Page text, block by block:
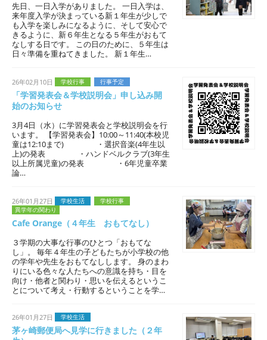
先日、一日入学がありました。 一日入学は、
来年度入学が決まっている新１年生が少しで
も入学を楽しみになるように、そして安心で
きるように、新６年生となる５年生がおもて
なしする日です。 この日のために、５年生は
日々準備を重ねてきました。 新１年生…
26年02月10日 学校行事 行事予定
「学習発表会＆学校説明会」申し込み開
始のお知らせ
3月4日（水）に学習発表会と学校説明会を行
います。 【学習発表会】10:00～11:40(本校児
童は12:10まで) ・選択音楽(4年生以
上)の発表 ・ハンドベルクラブ(3年生
以上所属児童)の発表 ・6年児童卒業
論…
26年01月27日 学校生活
学校行事
異学年の関わり
Cafe Orange（４年生 おもてなし）
３学期の大事な行事のひとつ「おもてな
し」。 毎年４年生の子どもたちが小学校の他
の学年や先生をおもてなしします。 身のまわ
りにいる色々な人たちへの意識を持ち・目を
向け・他者と関わり・思いを伝えるというこ
とについて考え・行動するということを学…
26年01月27日 学校生活
茅ヶ崎郵便局へ見学に行きました（２年